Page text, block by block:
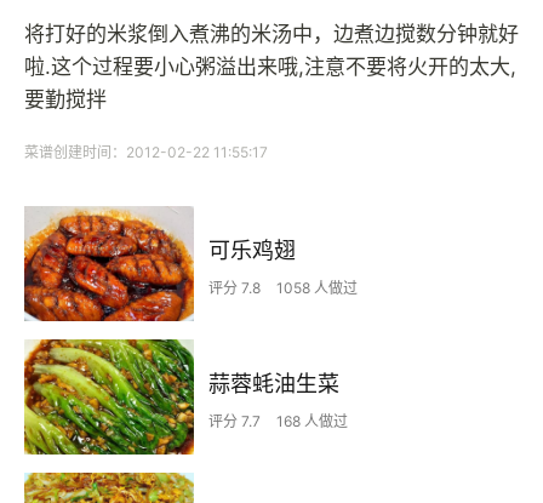
将打好的米浆倒入煮沸的米汤中，边煮边搅数分钟就好
啦.这个过程要小心粥溢出来哦,注意不要将火开的太大,
要勤搅拌
菜谱创建时间：2012-02-22 11:55:17
可乐鸡翅
评分 7.8 1058 人做过
蒜蓉蚝油生菜
评分 7.7 168 人做过